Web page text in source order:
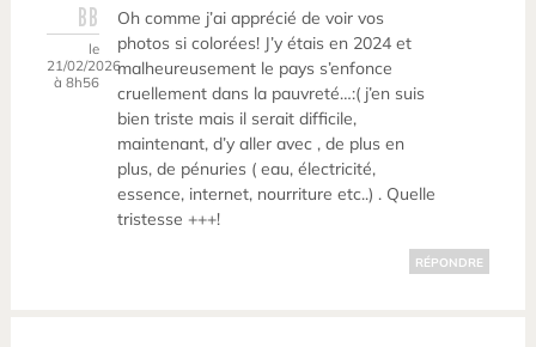
BB
le
21/02/2026
à 8h56
Oh comme j’ai apprécié de voir vos
photos si colorées! J’y étais en 2024 et
malheureusement le pays s’enfonce
cruellement dans la pauvreté…:( j’en suis
bien triste mais il serait difficile,
maintenant, d’y aller avec , de plus en
plus, de pénuries ( eau, électricité,
essence, internet, nourriture etc..) . Quelle
tristesse +++!
RÉPONDRE